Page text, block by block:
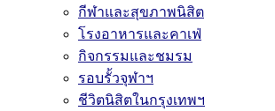
กีฬาและสุขภาพนิสิต
โรงอาหารและคาเฟ่
กิจกรรมและชมรม
รอบรั้วจุฬาฯ
ชีวิตนิสิตในกรุงเทพฯ